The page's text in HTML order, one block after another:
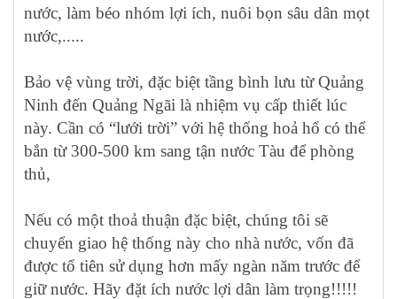
nước, làm béo nhóm lợi ích, nuôi bọn sâu dân mọt
nước,.....
Bảo vệ vùng trời, đặc biệt tầng bình lưu từ Quảng
Ninh đến Quảng Ngãi là nhiệm vụ cấp thiết lúc
này. Cần có “lưới trời” với hệ thống hoả hổ có thể
bắn từ 300-500 km sang tận nước Tàu để phòng
thủ,
Nếu có một thoả thuận đặc biệt, chúng tôi sẽ
chuyển giao hệ thống này cho nhà nước, vốn đã
được tổ tiên sử dụng hơn mấy ngàn năm trước để
giữ nước. Hãy đặt ích nước lợi dân làm trọng!!!!!